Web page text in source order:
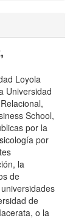
Loyola
Universidad
School,
por la
por
la
de
de
o la